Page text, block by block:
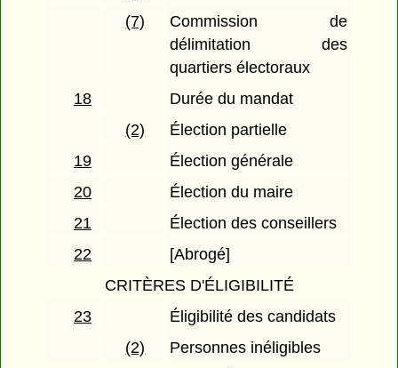
(7)
Commission de
délimitation des
quartiers électoraux
18
Durée du mandat
(2)
Élection partielle
19
Élection générale
20
Élection du maire
21
Élection des conseillers
22
[Abrogé]
CRITÈRES D'ÉLIGIBILITÉ
23
Éligibilité des candidats
(2)
Personnes inéligibles